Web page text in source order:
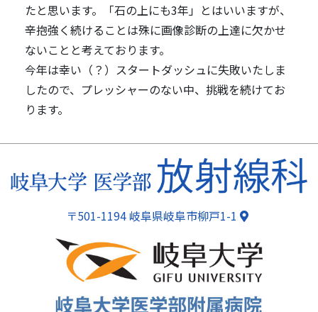
たと思います。「石の上にも3年」とはいいますが、
辛抱強く続けることは殊に画像診断の上達に欠かせ
ないことと考えております。
今年は幸い（？）スタートダッシュに失敗いたしま
したので、プレッシャーのない中、挑戦を続けてお
ります。
ページトップ
〒501-1194 岐阜県岐阜市柳戸1-1